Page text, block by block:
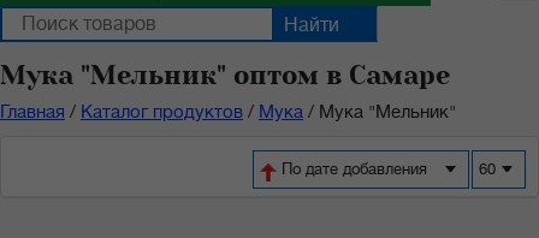
Мука "Мельник" оптом в Самаре
Главная / Каталог продуктов / Мука / Мука "Мельник"
60
По дате добавления